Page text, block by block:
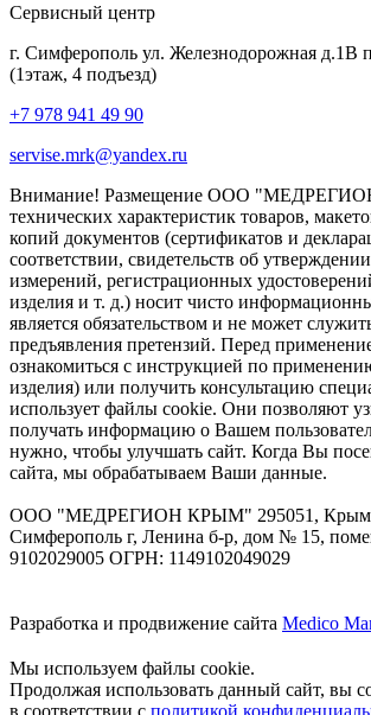
Сервисный центр
г. Симферополь ул. Железнодорожная д.1В
(1этаж, 4 подъезд)
+7 978 941 49 90
servise.mrk@yandex.ru
Внимание! Размещение ООО
технических характеристик товаров,
копий документов (сертификатов и
соответствии, свидетельств об
измерений, регистрационных
изделия и т. д.) носит чисто
является обязательством и не может
предъявления претензий. Перед
ознакомиться с инструкцией по
изделия) или получить консультацию
использует файлы cookie. Они позволяют
получать информацию о Вашем
нужно, чтобы улучшать сайт. Когда Вы
сайта, мы обрабатываем Ваши данные.
ООО "МЕДРЕГИОН КРЫМ" 295051, Крым
Симферополь г, Ленина б-р, дом № 15,
9102029005 ОГРН: 1149102049029
Разработка и продвижение сайта Medico
Мы используем файлы cookie.
Продолжая использовать данный сайт, вы
в соответствии с политикой